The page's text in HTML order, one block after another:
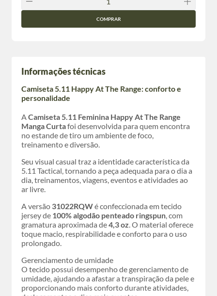
COMPRAR
Informações técnicas
Camiseta 5.11 Happy At The Range: conforto e
personalidade
ACamiseta 5.11 Feminina Happy At The Range
Manga Curtafoi desenvolvida para quem encontra
no estande de tiro um ambiente de foco,
treinamento e diversão.
Seu visual casual traz a identidade característica da
5.11 Tactical, tornando a peça adequada para o dia a
dia, treinamentos, viagens, eventos e atividades ao
ar livre.
A versão 31022RQWé confeccionada em tecido
jersey de 100% algodão penteado ringspun, com
gramatura aproximada de4,3 oz. O material oferece
toque macio, respirabilidade e conforto para o uso
prolongado.
Gerenciamento de umidade
O tecido possui desempenho de gerenciamento de
umidade, ajudando a afastar a transpiração da pele e
proporcionando mais conforto durante atividades,